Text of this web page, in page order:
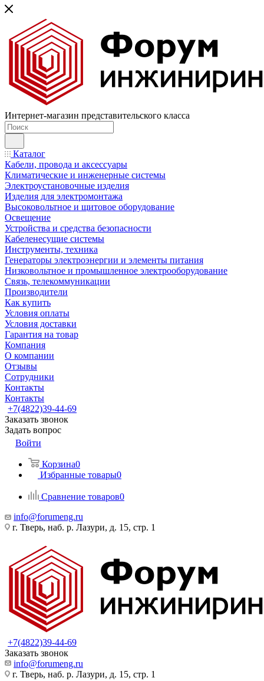
Интернет-магазин представительского класса
Каталог
Кабели, провода и аксессуары
Климатические и инженерные системы
Электроустановочные изделия
Изделия для электромонтажа
Высоковольтное и щитовое оборудование
Освещение
Устройства и средства безопасности
Кабеленесущие системы
Инструменты, техника
Генераторы электроэнергии и элементы питания
Низковольтное и промышленное электрооборудование
Связь, телекоммуникации
Производители
Как купить
Условия оплаты
Условия доставки
Гарантия на товар
Компания
О компании
Отзывы
Сотрудники
Контакты
Контакты
+7(4822)39-44-69
Заказать звонок
Задать вопрос
Войти
Корзина0
Избранные товары0
Сравнение товаров0
info@forumeng.ru
г. Тверь, наб. р. Лазури, д. 15, стр. 1
+7(4822)39-44-69
Заказать звонок
info@forumeng.ru
г. Тверь, наб. р. Лазури, д. 15, стр. 1